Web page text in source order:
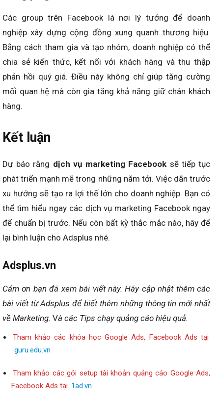
Các group trên Facebook là nơi lý tưởng để doanh
nghiệp xây dựng cộng đồng xung quanh thương hiệu.
Bằng cách tham gia và tạo nhóm, doanh nghiệp có thể
chia sẻ kiến thức, kết nối với khách hàng và thu thập
phản hồi quý giá. Điều này không chỉ giúp tăng cường
mối quan hệ mà còn gia tăng khả năng giữ chân khách
hàng.
Kết luận
Dự báo rằng dịch vụ marketing Facebook sẽ tiếp tục
phát triển mạnh mẽ trong những năm tới. Việc dẫn trước
xu hướng sẽ tạo ra lợi thế lớn cho doanh nghiệp. Bạn có
thể tìm hiểu ngay các dịch vụ marketing Facebook ngay
để chuẩn bị trước. Nếu còn bất kỳ thắc mắc nào, hãy để
lại bình luận cho Adsplus nhé.
Adsplus.vn
Cảm ơn bạn đã xem bài viết này. Hãy cập nhật thêm các
bài viết từ Adsplus để biết thêm những thông tin mới nhất
về Marketing. Và các Tips chạy quảng cáo hiệu quả.
Tham khảo các khóa học Google Ads, Facebook Ads tại
guru.edu.vn
Tham khảo các gói setup tài khoản quảng cáo Google Ads,
Facebook Ads tại 1ad.vn